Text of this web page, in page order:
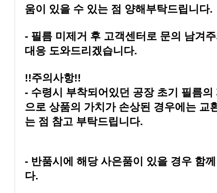
움이 있을 수 있는 점 양해부탁드립니다.
대응 도와드리겠습니다.
!!주의사항!!
는 점 참고 부탁드립니다.
다.